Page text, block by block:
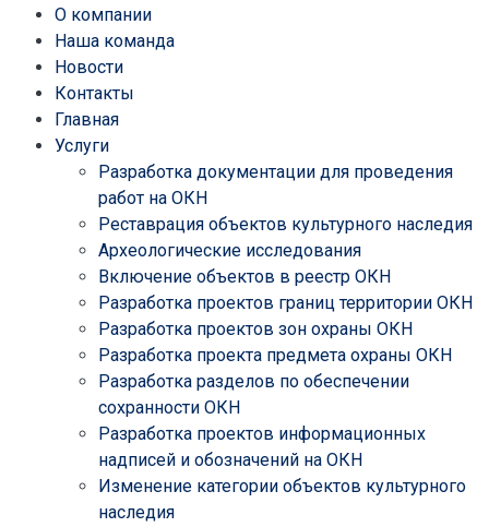
О компании
Наша команда
Новости
Контакты
Главная
Услуги
Разработка документации для проведения
работ на ОКН
Реставрация объектов культурного наследия
Археологические исследования
Включение объектов в реестр ОКН
Разработка проектов границ территории ОКН
Разработка проектов зон охраны ОКН
Разработка проекта предмета охраны ОКН
Разработка разделов по обеспечении
сохранности ОКН
Разработка проектов информационных
надписей и обозначений на ОКН
Изменение категории объектов культурного
наследия